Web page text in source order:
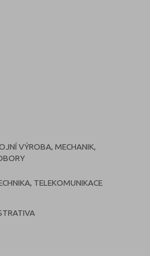
VÝROBA, MECHANIK,
TELEKOMUNIKACE